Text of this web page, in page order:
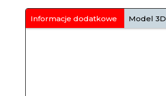
Informacje dodatkowe Model 3D